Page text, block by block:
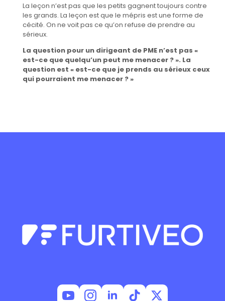
La leçon n’est pas que les petits gagnent toujours contre
les grands. La leçon est que le mépris est une forme de
cécité. On ne voit pas ce qu’on refuse de prendre au
sérieux.
La question pour un dirigeant de PME n’est pas «
est-ce que quelqu’un peut me menacer ? ». La
question est « est-ce que je prends au sérieux ceux
qui pourraient me menacer ? »